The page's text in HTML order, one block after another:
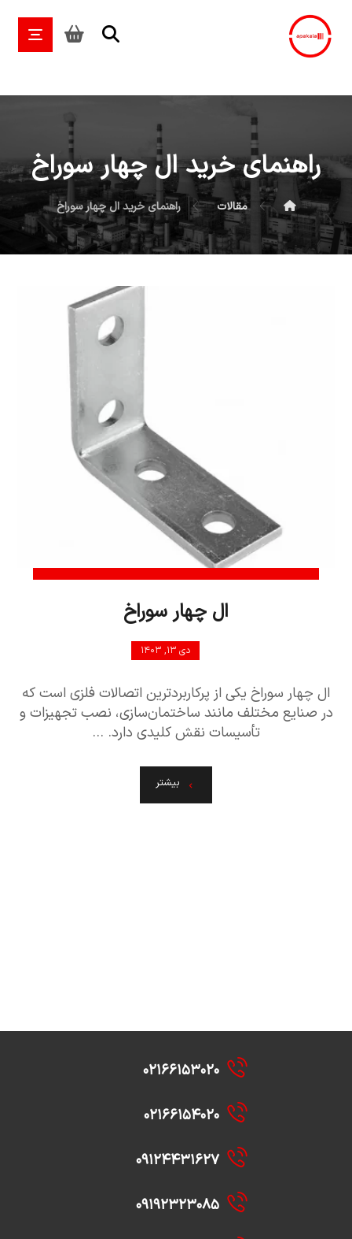
راهنمای خرید ال چهار سوراخ
مقالات راهنمای خرید ال چهار سوراخ
ال چهار سوراخ
دی ۱۳, ۱۴۰۳
ال چهار سوراخ یکی از پرکاربردترین اتصالات فلزی است که
در صنایع مختلف مانند ساختمان‌سازی، نصب تجهیزات و
تأسیسات نقش کلیدی دارد. ...
بیشتر
۰۲۱۶۶۱۵۳۰۲۰
۰۲۱۶۶۱۵۴۰۲۰
۰۹۱۲۴۴۳۱۶۲۷
۰۹۱۹۲۳۲۳۰۸۵